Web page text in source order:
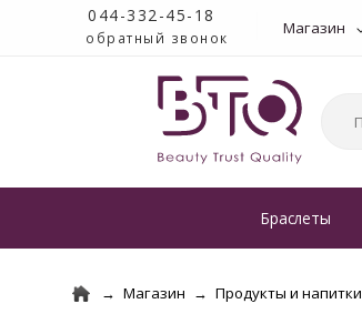
044-332-45-18
обратный звонок Магазин
Браслеты
Магазин Продукты и напитки